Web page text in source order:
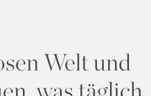
Welt und
was täglich